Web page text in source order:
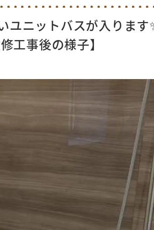
ユニットバスが入ります
修工事後の様子】